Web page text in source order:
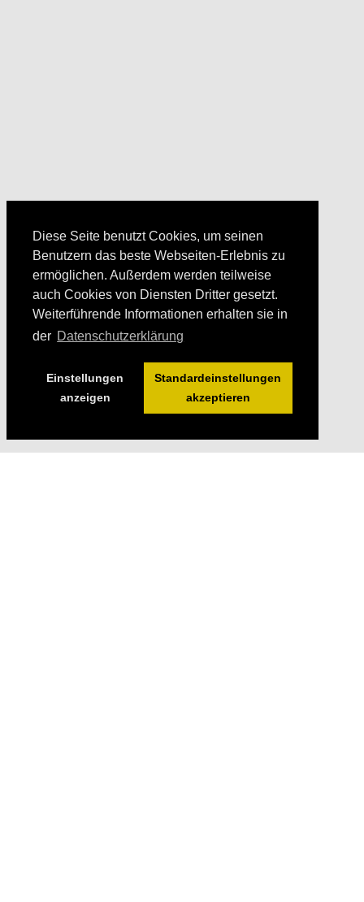
Diese Seite benutzt Cookies, um seinen
Benutzern das beste Webseiten-Erlebnis zu
ermöglichen. Außerdem werden teilweise
auch Cookies von Diensten Dritter gesetzt.
Weiterführende Informationen erhalten sie in
der Datenschutzerklärung
Einstellungen
anzeigen
Standardeinstellungen
akzeptieren